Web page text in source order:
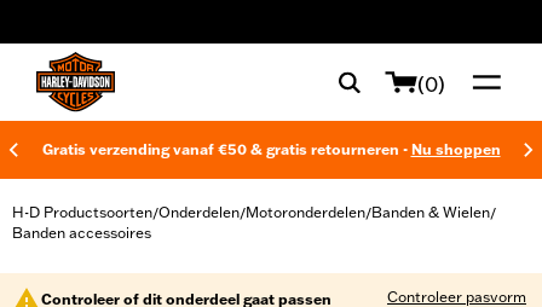
(0)
Gratis verzending vanaf €50 & gratis retourneren - Nu shoppen
H-D Productsoorten/Onderdelen/Motoronderdelen/Banden & Wielen/
Banden accessoires
Controleer of dit onderdeel gaat passen Controleer pasvorm